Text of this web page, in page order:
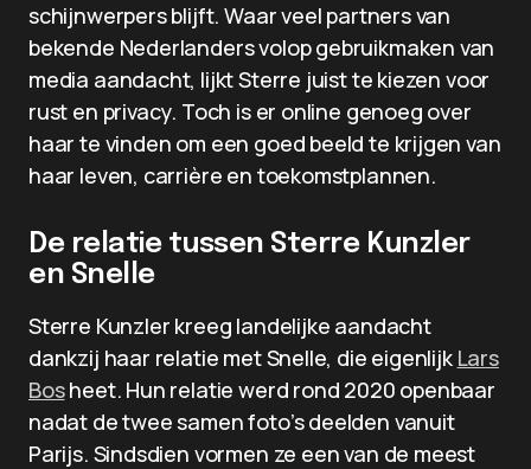
schijnwerpers blijft. Waar veel partners van
bekende Nederlanders volop gebruikmaken van
media aandacht, lijkt Sterre juist te kiezen voor
rust en privacy. Toch is er online genoeg over
haar te vinden om een goed beeld te krijgen van
haar leven, carrière en toekomstplannen.
De relatie tussen Sterre Kunzler
en Snelle
Sterre Kunzler kreeg landelijke aandacht
dankzij haar relatie met Snelle, die eigenlijk Lars
Bosheet. Hun relatie werd rond 2020 openbaar
nadat de twee samen foto’s deelden vanuit
Parijs. Sindsdien vormen ze een van de meest